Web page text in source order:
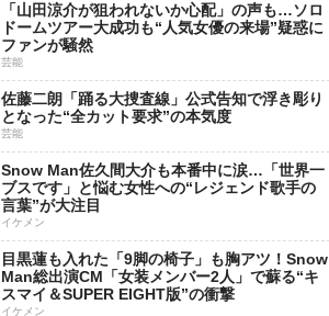
「山田涼介が狙われないか心配」の声も…ソロ
ドームツアー大成功も“人気女優の来場”疑惑に
ファンが騒然
芸能
佐藤二朗「踊る大捜査線」公式告知で浮き彫り
となった“全カット要求”の本気度
芸能
Snow Man佐久間大介も本番中に涙…「世界一
ブスです」と悩む女性への“レジェンド歌手の
言葉”が大注目
イケメン
目黒蓮も入れた「9脚の椅子」も胸アツ！Snow
Man総出演CM「女装メンバー2人」で蘇る“キ
スマイ＆SUPER EIGHT版”の衝撃
イケメン